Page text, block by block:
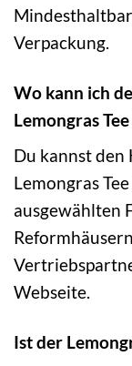
Verpackung.
Wo kann ich
Lemongras
Du kannst den
Lemongras
ausgewählten
Webseite.
Ist der